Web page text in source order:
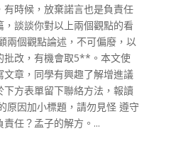
時候，放棄諾言也是負責任
談談你對以上兩個觀點的看
兩個觀點論述，不可偏廢，以
批改，有機會取5**。本文使
章，同學有興趣了解增進議
方表單留下聯絡方法，報讀
原因加小標題，請勿見怪 遵守
任？孟子的解方。...